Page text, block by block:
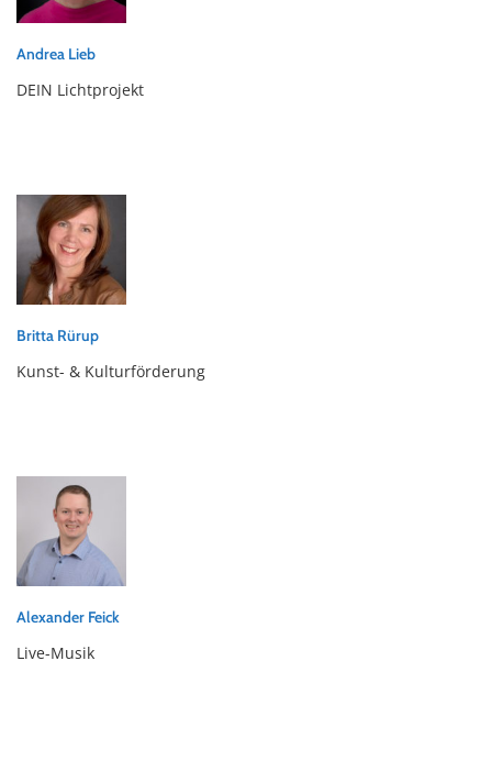
Andrea Lieb
DEIN Lichtprojekt
Britta Rürup
Kunst- & Kulturförderung
Alexander Feick
Live-Musik